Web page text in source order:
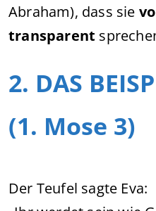
Abraham), dass sie
transparent
2. DAS
(1. Mose 3)
Der Teufel sagte Eva: